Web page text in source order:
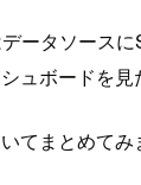
ータソース
ュボードを
てまとめてみ